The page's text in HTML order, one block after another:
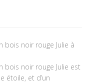
bois noir rouge Julie à
bois noir rouge Julie est
étoile, et d’un